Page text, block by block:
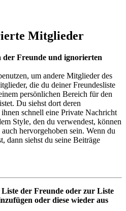
Mitglieder
der Freunde und ignorierten
um andere Mitglieder des
die du deiner Freundesliste
persönlichen Bereich für den
Du siehst dort deren
schnell eine Private Nachricht
Style, den du verwendest, können
hervorgehoben sein. Wenn du
dann siehst du seine Beiträge
der Freunde oder zur Liste
oder diese wieder aus